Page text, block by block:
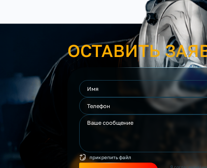
ОСТАВИТЬ
прикрепить файл
Я согласен(на)